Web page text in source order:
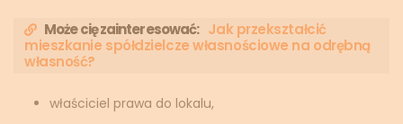
Może cię zainteresować: Jak przekształcić
mieszkanie spółdzielcze własnościowe na odrębną
własność?
właściciel prawa do lokalu,